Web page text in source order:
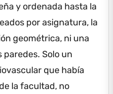
y ordenada hasta la
por asignatura, la
geométrica, ni una
paredes. Solo un
que había
la facultad, no